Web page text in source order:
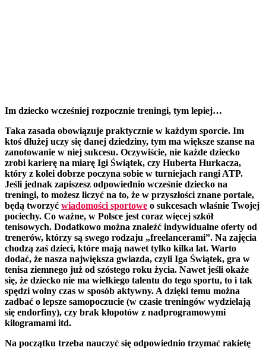
Im dziecko wcześniej rozpocznie treningi, tym lepiej…
Taka zasada obowiązuje praktycznie w każdym sporcie. Im
ktoś dłużej uczy się danej dziedziny, tym ma większe szanse na
zanotowanie w niej sukcesu. Oczywiście, nie każde dziecko
zrobi karierę na miarę Igi Świątek, czy Huberta Hurkacza,
który z kolei dobrze poczyna sobie w turniejach rangi ATP.
Jeśli jednak zapiszesz odpowiednio wcześnie dziecko na
treningi, to możesz liczyć na to, że w przyszłości znane portale,
będą tworzyć wiadomości sportowe o sukcesach właśnie Twojej
pociechy. Co ważne, w Polsce jest coraz więcej szkół
tenisowych. Dodatkowo można znaleźć indywidualne oferty od
trenerów, którzy są swego rodzaju „freelancerami”. Na zajęcia
chodzą zaś dzieci, które mają nawet tylko kilka lat. Warto
dodać, że nasza największa gwiazda, czyli Iga Świątek, gra w
tenisa ziemnego już od szóstego roku życia. Nawet jeśli okaże
się, że dziecko nie ma wielkiego talentu do tego sportu, to i tak
spędzi wolny czas w sposób aktywny. A dzięki temu można
zadbać o lepsze samopoczucie (w czasie treningów wydzielają
się endorfiny), czy brak kłopotów z nadprogramowymi
kilogramami itd.
Na początku trzeba nauczyć się odpowiednio trzymać rakietę